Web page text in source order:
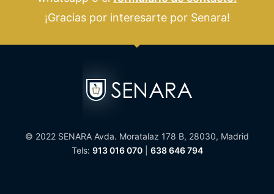
¡Gracias por interesarte por Senara!
© 2022 SENARA Avda. Moratalaz 178 B, 28030, Madrid
Tels: 913 016 070| 638 646 794